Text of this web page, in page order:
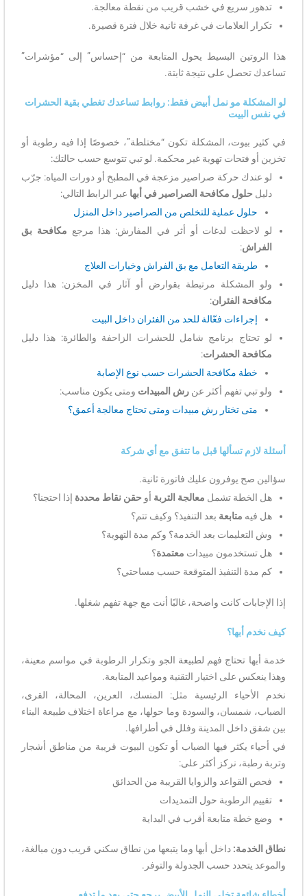
تدهور سريع في خشب قريب من نقطة معالجة.
تكرار العلامات في غرفة ثانية خلال فترة قصيرة.
هذا الروتين البسيط يحول المتابعة من “إحساس” إلى “مؤشرات”
تساعدك تحصل على نتيجة ثابتة.
لو المشكلة مو نمل أبيض فقط: روابط تساعدك تغطي بقية الحشرات
في نفس البيت
في كثير بيوت، المشكلة تكون “مختلطة”، خصوصًا إذا فيه رطوبة أو
تخزين أو فتحات تهوية غير محكمة. لو تبي تتوسع حسب حالتك:
لو عندك حركة صراصير مزعجة في المطبخ أو دورات المياه: جرّب
دليل حلول مكافحة الصراصير في أبها عبر الرابط التالي:
حلول عملية للتخلص من الصراصير داخل المنزل
لو لاحظت لدغات أو أثر في المفارش: هذا مرجع مكافحة بق
الفراش:
طريقة التعامل مع بق الفراش وخيارات العلاج
ولو المشكلة مرتبطة بقوارض أو آثار في المخزن: هذا دليل
مكافحة الفئران:
إجراءات فعّالة للحد من الفئران داخل البيت
لو تحتاج برنامج شامل للحشرات الزاحفة والطائرة: هذا دليل
مكافحة الحشرات:
خطة مكافحة الحشرات حسب نوع الإصابة
ولو تبي تفهم أكثر عنرش المبيدات ومتى يكون مناسب:
متى تختار رش مبيدات ومتى تحتاج معالجة أعمق؟
أسئلة لازم تسألها قبل ما تتفق مع أي شركة
سؤالين صح يوفرون عليك فاتورة ثانية.
هل الخطة تشمل معالجة التربة أو حقن نقاط محددة إذا احتجنا؟
هل فيه متابعة بعد التنفيذ؟ وكيف تتم؟
وش التعليمات بعد الخدمة؟ وكم مدة التهوية؟
هل تستخدمون مبيدات معتمدة؟
كم مدة التنفيذ المتوقعة حسب مساحتي؟
إذا الإجابات كانت واضحة، غالبًا أنت مع جهة تفهم شغلها.
كيف نخدم أبها؟
خدمة أبها تحتاج فهم لطبيعة الجو وتكرار الرطوبة في مواسم معينة،
وهذا ينعكس على اختيار التقنية ومواعيد المتابعة.
نخدم الأحياء الرئيسية مثل: المنسك، العرين، المحالة، القرى،
الضباب، شمسان، والسودة وما حولها، مع مراعاة اختلاف طبيعة البناء
بين شقق داخل المدينة وفلل في أطرافها.
في أحياء يكثر فيها الضباب أو تكون البيوت قريبة من مناطق أشجار
وتربة رطبة، نركز أكثر على:
فحص القواعد والزوايا القريبة من الحدائق
تقييم الرطوبة حول التمديدات
وضع خطة متابعة أقرب في البداية
نطاق الخدمة: داخل أبها وما يتبعها من نطاق سكني قريب دون مبالغة،
والموعد يتحدد حسب الجدولة والتوفر.